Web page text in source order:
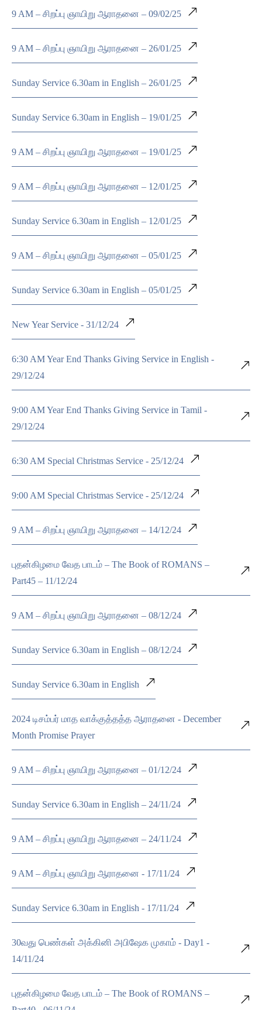
9 AM – சிறப்பு ஞாயிறு ஆராதனை – 09/02/25
9 AM – சிறப்பு ஞாயிறு ஆராதனை – 26/01/25
Sunday Service 6.30am in English – 26/01/25
Sunday Service 6.30am in English – 19/01/25
9 AM – சிறப்பு ஞாயிறு ஆராதனை – 19/01/25
9 AM – சிறப்பு ஞாயிறு ஆராதனை – 12/01/25
Sunday Service 6.30am in English – 12/01/25
9 AM – சிறப்பு ஞாயிறு ஆராதனை – 05/01/25
Sunday Service 6.30am in English – 05/01/25
New Year Service - 31/12/24
6:30 AM Year End Thanks Giving Service in English -
29/12/24
9:00 AM Year End Thanks Giving Service in Tamil -
29/12/24
6:30 AM Special Christmas Service - 25/12/24
9:00 AM Special Christmas Service - 25/12/24
9 AM – சிறப்பு ஞாயிறு ஆராதனை – 14/12/24
புதன்கிழமை வேத பாடம் – The Book of ROMANS –
Part45 – 11/12/24
9 AM – சிறப்பு ஞாயிறு ஆராதனை – 08/12/24
Sunday Service 6.30am in English – 08/12/24
Sunday Service 6.30am in English
2024 டிசம்பர் மாத வாக்குத்தத்த ஆராதனை - December
Month Promise Prayer
9 AM – சிறப்பு ஞாயிறு ஆராதனை – 01/12/24
Sunday Service 6.30am in English – 24/11/24
9 AM – சிறப்பு ஞாயிறு ஆராதனை – 24/11/24
9 AM – சிறப்பு ஞாயிறு ஆராதனை - 17/11/24
Sunday Service 6.30am in English - 17/11/24
30வது பெண்கள் அக்கினி அபிஷேக முகாம் - Day1 -
14/11/24
புதன்கிழமை வேத பாடம் – The Book of ROMANS –